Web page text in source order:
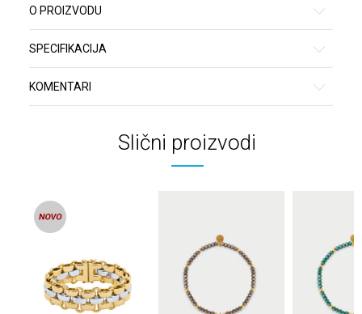
O PROIZVODU
SPECIFIKACIJA
KOMENTARI
Slični proizvodi